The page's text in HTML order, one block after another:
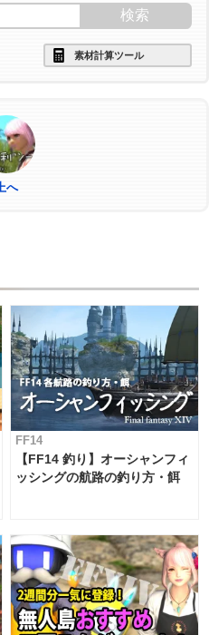
素材計算ツール
上へ
FF14
【FF14 釣り】オーシャンフィ
ッシングの航路の釣り方・餌